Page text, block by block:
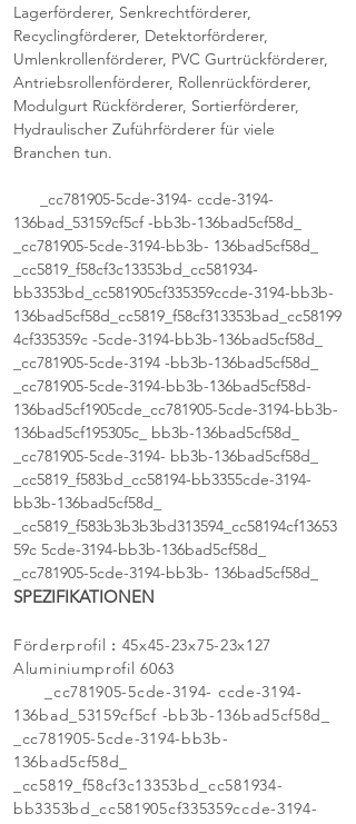
Lagerförderer, Senkrechtförderer,
Recyclingförderer, Detektorförderer,
Umlenkrollenförderer, PVC Gurtrückförderer,
Antriebsrollenförderer, Rollenrückförderer,
Modulgurt Rückförderer, Sortierförderer,
Hydraulischer Zuführförderer für viele
Branchen tun.
_cc781905-5cde-3194- ccde-3194-
136bad_53159cf5cf -bb3b-136bad5cf58d_
_cc781905-5cde-3194-bb3b- 136bad5cf58d_
_cc5819_f58cf3c13353bd_cc581934-
bb3353bd_cc581905cf335359ccde-3194-bb3b-
136bad5cf58d_cc5819_f58cf313353bad_cc58199
4cf335359c -5cde-3194-bb3b-136bad5cf58d_
_cc781905-5cde-3194 -bb3b-136bad5cf58d_
_cc781905-5cde-3194-bb3b-136bad5cf58d-
136bad5cf1905cde_cc781905-5cde-3194-bb3b-
136bad5cf195305c_ bb3b-136bad5cf58d_
_cc781905-5cde-3194- bb3b-136bad5cf58d_
_cc5819_f583bd_cc58194-bb3355cde-3194-
bb3b-136bad5cf58d_
_cc5819_f583b3b3b3bd313594_cc58194cf13653
59c 5cde-3194-bb3b-136bad5cf58d_
_cc781905-5cde-3194-bb3b- 136bad5cf58d_
SPEZIFIKATIONEN
Förderprofil : 45x45-23x75-23x127
Aluminiumprofil 6063
_cc781905-5cde-3194- ccde-3194-
136bad_53159cf5cf -bb3b-136bad5cf58d_
_cc781905-5cde-3194-bb3b-
136bad5cf58d_
_cc5819_f58cf3c13353bd_cc581934-
bb3353bd_cc581905cf335359ccde-3194-